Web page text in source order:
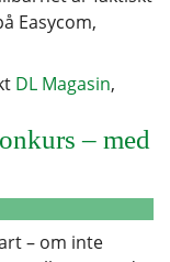
Easycom,
DL Magasin,
– med
– om inte